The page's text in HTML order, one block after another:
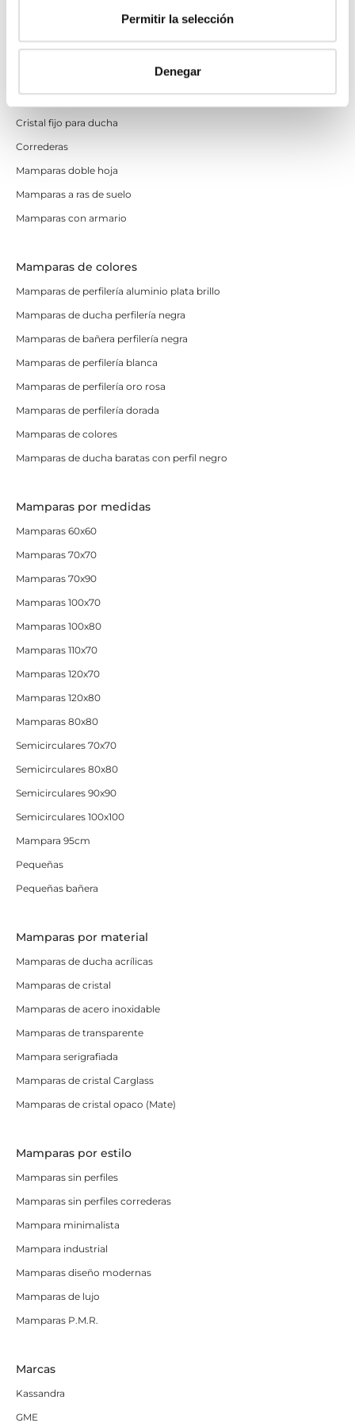
Permitir la selección
Denegar
Correderas sin perfiles
Cristal fijo para ducha
Correderas
Mamparas doble hoja
Mamparas a ras de suelo
Mamparas con armario
Mamparas de colores
Mamparas de perfilería aluminio plata brillo
Mamparas de ducha perfilería negra
Mamparas de bañera perfilería negra
Mamparas de perfilería blanca
Mamparas de perfilería oro rosa
Mamparas de perfilería dorada
Mamparas de colores
Mamparas de ducha baratas con perfil negro
Mamparas por medidas
Mamparas 60x60
Mamparas 70x70
Mamparas 70x90
Mamparas 100x70
Mamparas 100x80
Mamparas 110x70
Mamparas 120x70
Mamparas 120x80
Mamparas 80x80
Semicirculares 70x70
Semicirculares 80x80
Semicirculares 90x90
Semicirculares 100x100
Mampara 95cm
Pequeñas
Pequeñas bañera
Mamparas por material
Mamparas de ducha acrílicas
Mamparas de cristal
Mamparas de acero inoxidable
Mamparas de transparente
Mampara serigrafiada
Mamparas de cristal Carglass
Mamparas de cristal opaco (Mate)
Mamparas por estilo
Mamparas sin perfiles
Mamparas sin perfiles correderas
Mampara minimalista
Mampara industrial
Mamparas diseño modernas
Mamparas de lujo
Mamparas P.M.R.
Marcas
Kassandra
GME